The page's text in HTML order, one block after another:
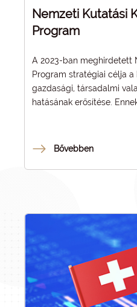
Nemzeti Kutatási
Program
A 2023-ban meghirdetett
Program stratégiai célja a
gazdasági, társadalmi
hatásának erősítése.
és innovációs
(KKT) – amelynek tagjait
Magyar Kutatási Hálózat
kiválósági alapú hazai
pályázati rendszer
érdekében, hogy a
kutatócsoportok
feltételrendszer mellett
munkájukat.
Bővebben